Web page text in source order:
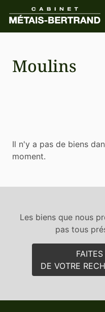
Moulins
Il n'y a pas de biens
moment.
Les biens que nous
pas tous
DE VOTRE